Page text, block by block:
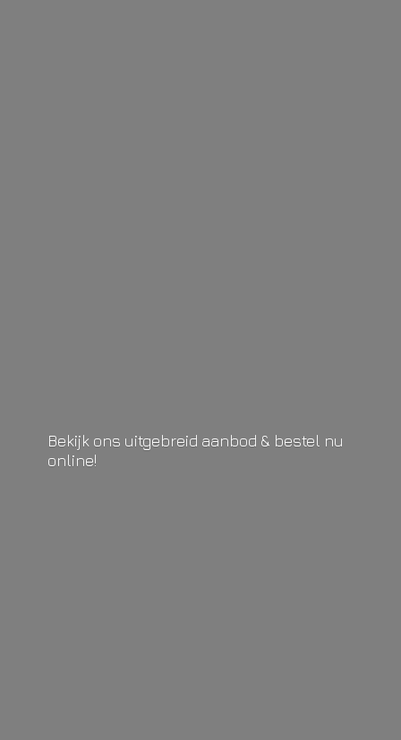
Bekijk ons uitgebreid aanbod & bestel nu
online!